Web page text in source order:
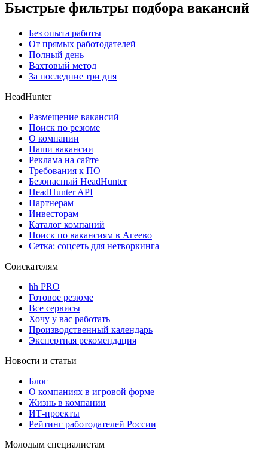
Быстрые фильтры подбора вакансий
Без опыта работы
От прямых работодателей
Полный день
Вахтовый метод
За последние три дня
HeadHunter
Размещение вакансий
Поиск по резюме
О компании
Наши вакансии
Реклама на сайте
Требования к ПО
Безопасный HeadHunter
HeadHunter API
Партнерам
Инвесторам
Каталог компаний
Поиск по вакансиям в Агеево
Сетка: соцсеть для нетворкинга
Соискателям
hh PRO
Готовое резюме
Все сервисы
Хочу у вас работать
Производственный календарь
Экспертная рекомендация
Новости и статьи
Блог
О компаниях в игровой форме
Жизнь в компании
ИТ-проекты
Рейтинг работодателей России
Молодым специалистам